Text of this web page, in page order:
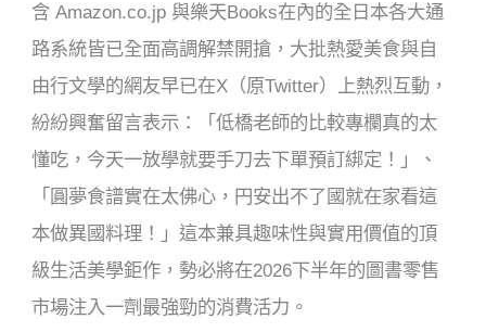
含 Amazon.co.jp 與樂天Books在內的全日本各大通
路系統皆已全面高調解禁開搶，大批熱愛美食與自
由行文學的網友早已在X（原Twitter）上熱烈互動，
紛紛興奮留言表示：「低橋老師的比較專欄真的太
懂吃，今天一放學就要手刀去下單預訂綁定！」、
「圓夢食譜實在太佛心，円安出不了國就在家看這
本做異國料理！」這本兼具趣味性與實用價值的頂
級生活美學鉅作，勢必將在2026下半年的圖書零售
市場注入一劑最強勁的消費活力。